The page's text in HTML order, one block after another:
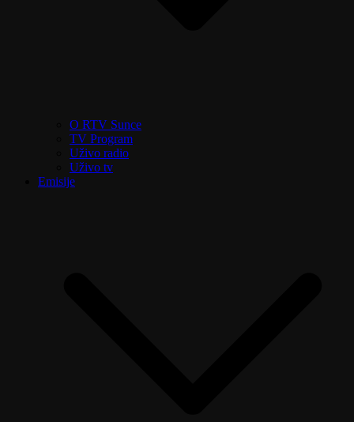
O RTV Sunce
TV Program
Uživo radio
Uživo tv
Emisije